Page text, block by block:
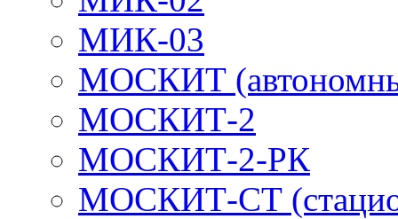
МИК-03
МОСКИТ
МОСКИТ-2
МОСКИТ-2-РК
МОСКИТ-СТ